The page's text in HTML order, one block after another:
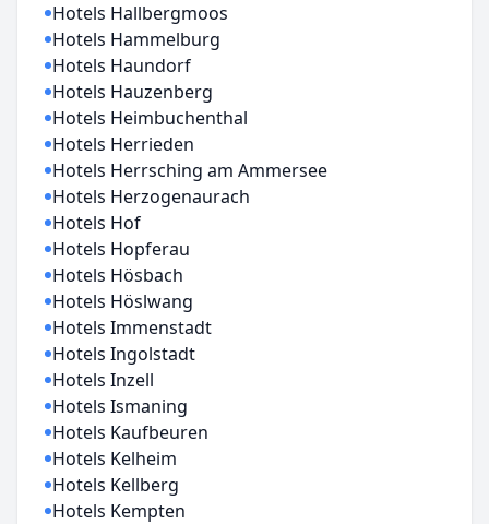
Hotels Hallbergmoos
Hotels Hammelburg
Hotels Haundorf
Hotels Hauzenberg
Hotels Heimbuchenthal
Hotels Herrieden
Hotels Herrsching am Ammersee
Hotels Herzogenaurach
Hotels Hof
Hotels Hopferau
Hotels Hösbach
Hotels Höslwang
Hotels Immenstadt
Hotels Ingolstadt
Hotels Inzell
Hotels Ismaning
Hotels Kaufbeuren
Hotels Kelheim
Hotels Kellberg
Hotels Kempten